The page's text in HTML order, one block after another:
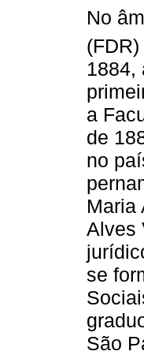
No
1884,
a
de
no
Maria
Alves
se
São